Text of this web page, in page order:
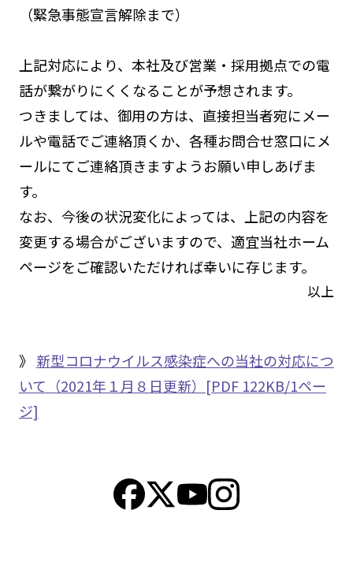
（緊急事態宣言解除まで）
上記対応により、本社及び営業・採用拠点での電
話が繋がりにくくなることが予想されます。
つきましては、御用の方は、直接担当者宛にメー
ルや電話でご連絡頂くか、各種お問合せ窓口にメ
ールにてご連絡頂きますようお願い申しあげま
す。
なお、今後の状況変化によっては、上記の内容を
変更する場合がございますので、適宜当社ホーム
ページをご確認いただければ幸いに存じます。
以上
》 新型コロナウイルス感染症への当社の対応につ
いて（2021年１月８日更新）[PDF 122KB/1ペー
ジ]